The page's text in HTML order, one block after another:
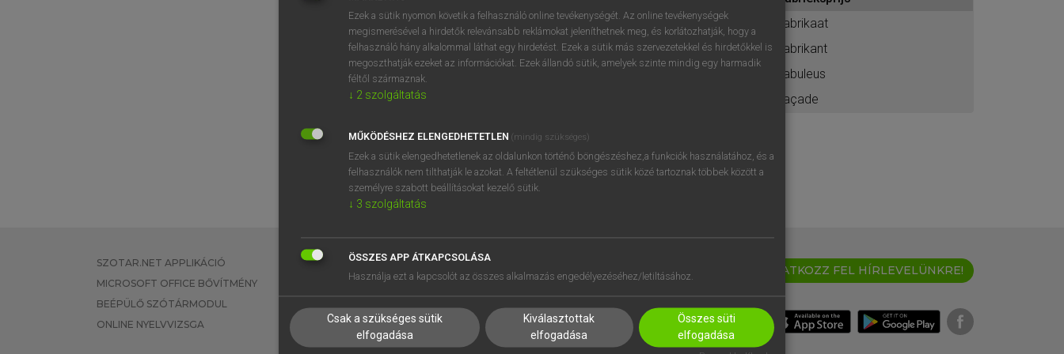
BELÉPÉS
próbaverziójának elindításához
regisztrálok ésbelépek.
REGISZTRÁCIÓ
fabrikaat
fabrikant
fabuleus
façade
SZOTAR.NET APPLIKÁCIÓ
MICROSOFT OFFICE BŐVÍTMÉNY
BEÉPÜLŐ SZÓTÁRMODUL
ONLINE NYELVVIZSGA
EGYÉNI FELHASZNÁLÓKNAK
TANULÓKNAK
VÁLLALATI MEGOLDÁSOK
SÚGÓ
RÓLUNK
SÜTI BEÁLLÍTÁSOK
IRATKOZZ FEL HÍRLEVELÜNKRE!
Ezek a sütik nyomon követik a felhasználó online tevékenységét. Az online tevékenységek
megismerésével a hirdetők relevánsabb reklámokat jeleníthetnek meg, és korlátozhatják, hogy a
felhasználó hány alkalommal láthat egy hirdetést. Ezek a sütik más szervezetekkel és hirdetőkkel is
megoszthatják ezeket az információkat. Ezek állandó sütik, amelyek szinte mindig egy harmadik
féltől származnak.
↓ 2 szolgáltatás
MŰKÖDÉSHEZ ELENGEDHETETLEN (mindig szükséges)
Ezek a sütik elengedhetetlenek az oldalunkon történő böngészéshez,a funkciók használatához, és a
felhasználók nem tilthatják le azokat. A feltétlenül szükséges sütik közé tartoznak többek között a
személyre szabott beállításokat kezelő sütik.
↓ 3 szolgáltatás
ÖSSZES APP ÁTKAPCSOLÁSA
Használja ezt a kapcsolót az összes alkalmazás engedélyezéséhez/letiltásához.
Csak a szükséges sütik
elfogadása
Kiválasztottak
elfogadása
Összes süti
elfogadása